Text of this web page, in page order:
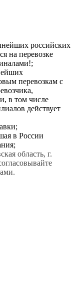
российских
на перевозке
перевозкам с
в том числе
действует
в России
область, г.